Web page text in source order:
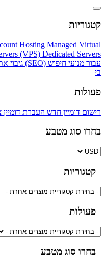
קטגוריות
Hosting Managed Virtual
(VPS) Dedicated Servers
עבור מנועי חיפוש (SEO)
גיבוי
בי
פעולות
רישום דומיין חדש העברת דומיין
בחרו סוג מטבע
קטגוריות
פעולות
בחרו סוג מטבע